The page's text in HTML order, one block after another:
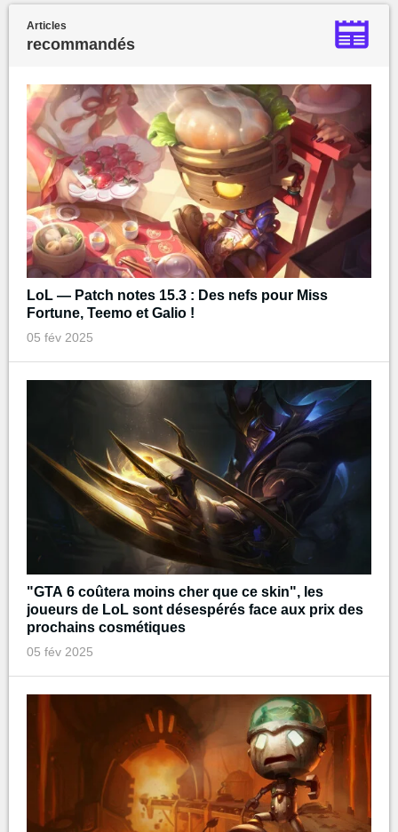
Articles
recommandés
LoL — Patch notes 15.3 : Des nefs pour Miss
Fortune, Teemo et Galio !
05 fév 2025
"GTA 6 coûtera moins cher que ce skin", les
joueurs de LoL sont désespérés face aux prix des
prochains cosmétiques
05 fév 2025